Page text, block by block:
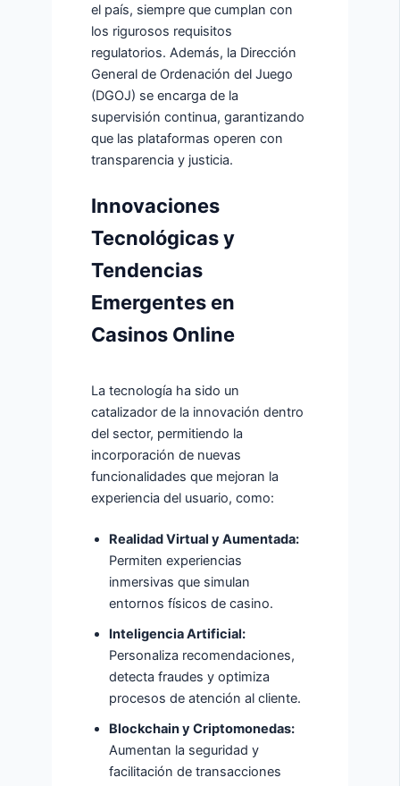
el país, siempre que cumplan con
los rigurosos requisitos
regulatorios. Además, la Dirección
General de Ordenación del Juego
(DGOJ) se encarga de la
supervisión continua, garantizando
que las plataformas operen con
transparencia y justicia.
Innovaciones
Tecnológicas y
Tendencias
Emergentes en
Casinos Online
La tecnología ha sido un
catalizador de la innovación dentro
del sector, permitiendo la
incorporación de nuevas
funcionalidades que mejoran la
experiencia del usuario, como:
Realidad Virtual y Aumentada:
Permiten experiencias
inmersivas que simulan
entornos físicos de casino.
Inteligencia Artificial:
Personaliza recomendaciones,
detecta fraudes y optimiza
procesos de atención al cliente.
Blockchain y Criptomonedas:
Aumentan la seguridad y
facilitación de transacciones